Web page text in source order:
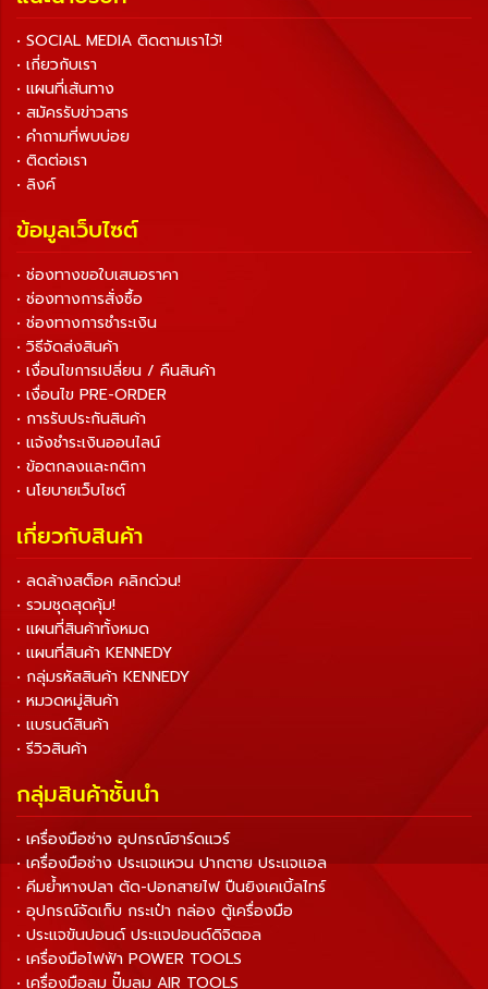
• SOCIAL MEDIA ติดตามเราไว้!
• เกี่ยวกับเรา
• แผนที่เส้นทาง
• สมัครรับข่าวสาร
• คำถามที่พบบ่อย
• ติดต่อเรา
• ลิงค์
ข้อมูลเว็บไซต์
• ช่องทางขอใบเสนอราคา
• ช่องทางการสั่งซื้อ
• ช่องทางการชำระเงิน
• วิธีจัดส่งสินค้า
• เงื่อนไขการเปลี่ยน / คืนสินค้า
• เงื่อนไข PRE-ORDER
• การรับประกันสินค้า
• แจ้งชำระเงินออนไลน์
• ข้อตกลงและกติกา
• นโยบายเว็บไซต์
เกี่ยวกับสินค้า
• ลดล้างสต็อค คลิกด่วน!
• รวมชุดสุดคุ้ม!
• แผนที่สินค้าทั้งหมด
• แผนที่สินค้า KENNEDY
• กลุ่มรหัสสินค้า KENNEDY
• หมวดหมู่สินค้า
• แบรนด์สินค้า
• รีวิวสินค้า
กลุ่มสินค้าชั้นนำ
• เครื่องมือช่าง อุปกรณ์ฮาร์ดแวร์
• เครื่องมือช่าง ประแจแหวน ปากตาย ประแจแอล
• คีมย้ำหางปลา ตัด-ปอกสายไฟ ปืนยิงเคเบิ้ลไทร์
• อุปกรณ์จัดเก็บ กระเป๋า กล่อง ตู้เครื่องมือ
• ประแจขันปอนด์ ประแจปอนด์ดิจิตอล
• เครื่องมือไฟฟ้า POWER TOOLS
• เครื่องมือลม ปั๊มลม AIR TOOLS